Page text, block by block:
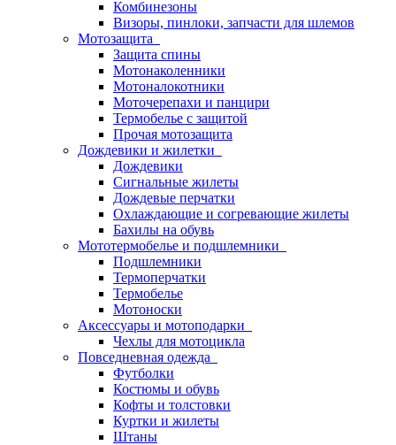
Комбинезоны
Визоры, пинлоки, запчасти для шлемов
Мотозащита
Защита спины
Мотонаколенники
Мотоналокотники
Моточерепахи и панцири
Термобелье с защитой
Прочая мотозащита
Дождевики и жилетки
Дождевики
Сигнальные жилеты
Дождевые перчатки
Охлаждающие и согревающие жилеты
Бахилы на обувь
Мототермобелье и подшлемники
Подшлемники
Термоперчатки
Термобелье
Мотоноски
Аксессуары и мотоподарки
Чехлы для мотоцикла
Повседневная одежда
Футболки
Костюмы и обувь
Кофты и толстовки
Куртки и жилеты
Штаны